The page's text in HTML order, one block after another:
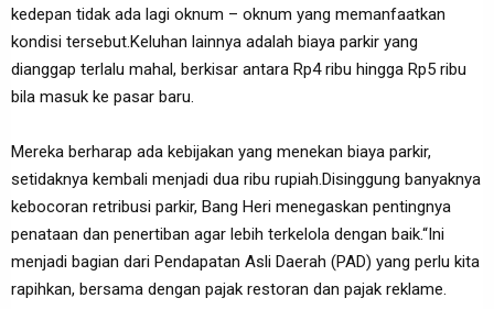
kedepan tidak ada lagi oknum – oknum yang memanfaatkan
kondisi tersebut.Keluhan lainnya adalah biaya parkir yang
dianggap terlalu mahal, berkisar antara Rp4 ribu hingga Rp5 ribu
bila masuk ke pasar baru.
Mereka berharap ada kebijakan yang menekan biaya parkir,
setidaknya kembali menjadi dua ribu rupiah.Disinggung banyaknya
kebocoran retribusi parkir, Bang Heri menegaskan pentingnya
penataan dan penertiban agar lebih terkelola dengan baik.“Ini
menjadi bagian dari Pendapatan Asli Daerah (PAD) yang perlu kita
rapihkan, bersama dengan pajak restoran dan pajak reklame.